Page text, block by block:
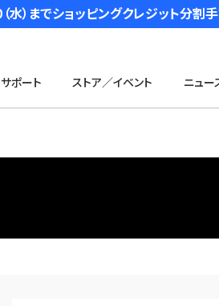
）までショッピングクレジット分割
サポート ストア／イベント ニュー